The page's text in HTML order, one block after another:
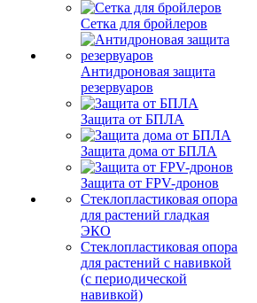
Сетка для бройлеров
Антидроновая защита
резервуаров
Защита от БПЛА
Защита дома от БПЛА
Защита от FPV-дронов
Стеклопластиковая опора
для растений гладкая
ЭКО
Стеклопластиковая опора
для растений с навивкой
(с периодической
навивкой)